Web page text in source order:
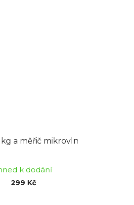
kg a měřič mikrovln
k dodání
299 Kč